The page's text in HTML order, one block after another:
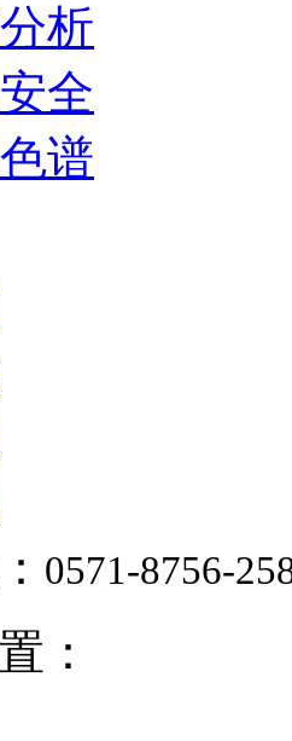
析
全
谱
0571-8756-
：